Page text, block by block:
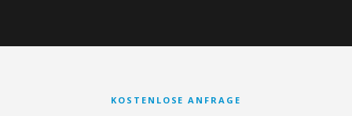
KOSTENLOSE ANFRAGE